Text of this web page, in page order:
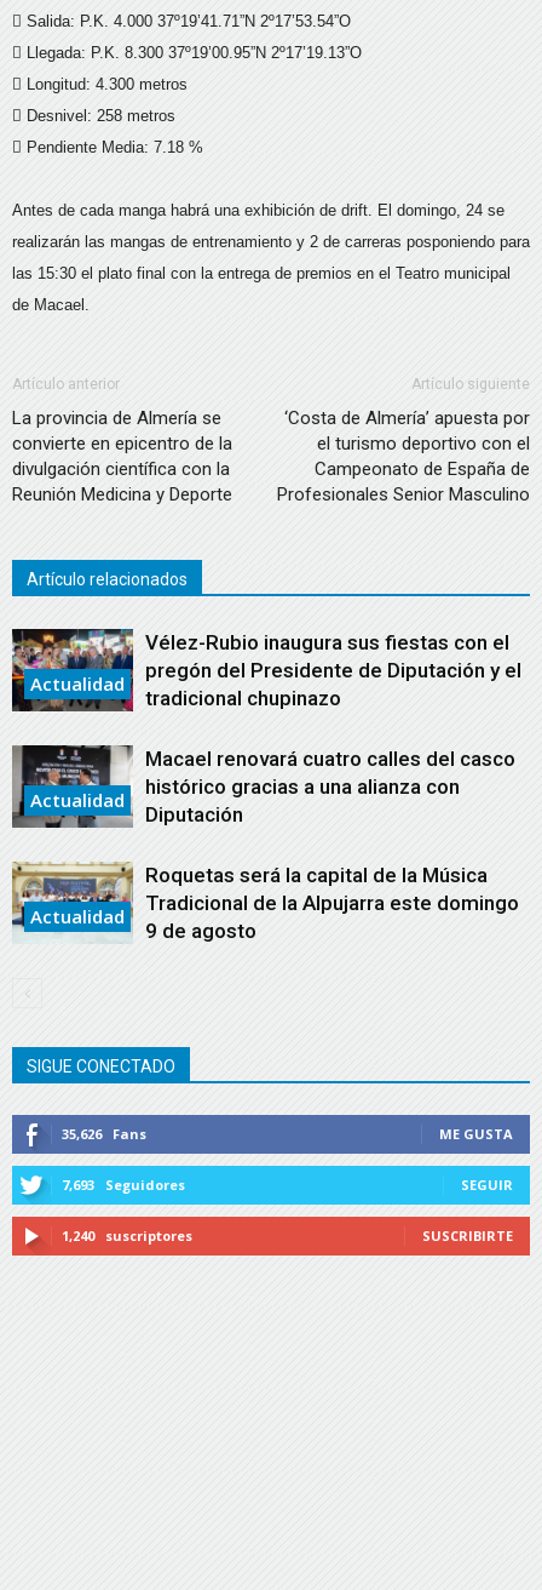
 Salida: P.K. 4.000 37º19’41.71”N 2º17’53.54”O
 Llegada: P.K. 8.300 37º19’00.95”N 2º17’19.13”O
 Longitud: 4.300 metros
 Desnivel: 258 metros
 Pendiente Media: 7.18 %
Antes de cada manga habrá una exhibición de drift. El domingo, 24 se
realizarán las mangas de entrenamiento y 2 de carreras posponiendo para
las 15:30 el plato final con la entrega de premios en el Teatro municipal
de Macael.
Artículo anterior
La provincia de Almería se
convierte en epicentro de la
divulgación científica con la
Reunión Medicina y Deporte
Artículo siguiente
‘Costa de Almería’ apuesta por
el turismo deportivo con el
Campeonato de España de
Profesionales Senior Masculino
Artículo relacionados
Actualidad
Vélez-Rubio inaugura sus fiestas con el
pregón del Presidente de Diputación y el
tradicional chupinazo
Actualidad
Macael renovará cuatro calles del casco
histórico gracias a una alianza con
Diputación
Actualidad
Roquetas será la capital de la Música
Tradicional de la Alpujarra este domingo
9 de agosto
SIGUE CONECTADO
35,626 Fans ME GUSTA
7,693 Seguidores SEGUIR
1,240 suscriptores SUSCRIBIRTE